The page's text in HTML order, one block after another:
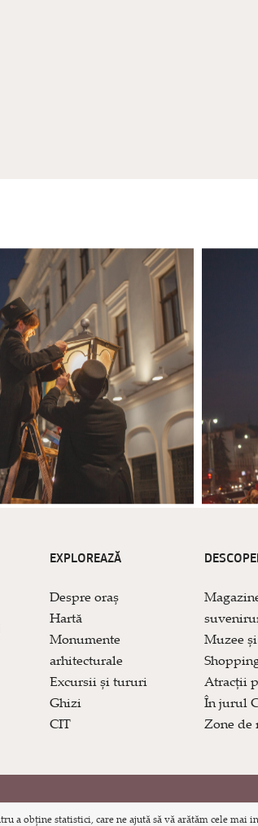
EXPLOREAZĂ
Despre oraș
Hartă
Monumente
arhitecturale
Excursii și tururi
Ghizi
CIT
Muzee
Atracții
În jurul
Zone de
oficial al orașului Cernăuți
a obține statistici, care ne ajută să vă arătăm cele